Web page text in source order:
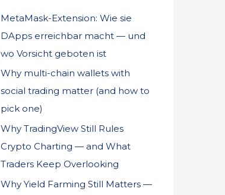
MetaMask-Extension: Wie sie
DApps erreichbar macht — und
wo Vorsicht geboten ist
Why multi-chain wallets with
social trading matter (and how to
pick one)
Why TradingView Still Rules
Crypto Charting — and What
Traders Keep Overlooking
Why Yield Farming Still Matters —